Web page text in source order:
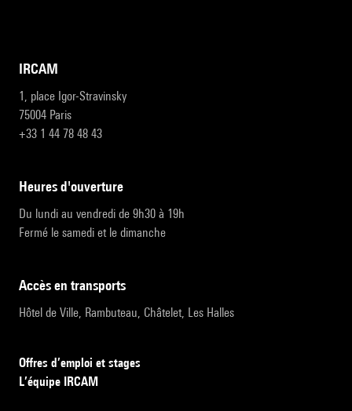
IRCAM
1, place Igor-Stravinsky
75004 Paris
+33 1 44 78 48 43
heures d'ouverture
Du lundi au vendredi de 9h30 à 19h
Fermé le samedi et le dimanche
accès en transports
Hôtel de Ville, Rambuteau, Châtelet, Les Halles
Offres d’emploi et stages
L’équipe IRCAM